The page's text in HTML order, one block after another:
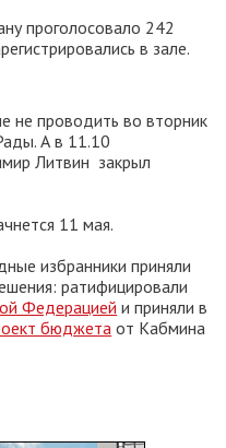
проголосовало 242
в зале.
не проводить во вторник
А в 11.10
Литвин закрыл
11 мая.
избранники приняли
ратифицировали
Федерацией и приняли в
бюджета от Кабмина